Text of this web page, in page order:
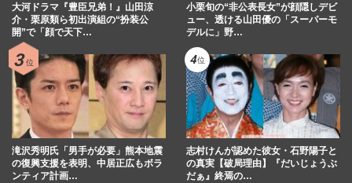
大河ドラマ『豊臣兄弟！』山田涼
介・栗原類ら初出演組の“扮装公
開”で「顔で天下…
小栗旬の“非公表長女”が顔隠しデビ
ュー、透ける山田優の「スーパーモ
デルに」野…
滝沢秀明氏「男手が必要」熊本地震
の復興支援を表明、中居正広もボラ
ンティア計画…
志村けんが認めた彼女・石野陽子と
の真実【破局理由】『だいじょうぶ
だぁ』終焉の…